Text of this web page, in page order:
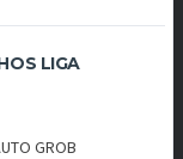
LIGA
GROB